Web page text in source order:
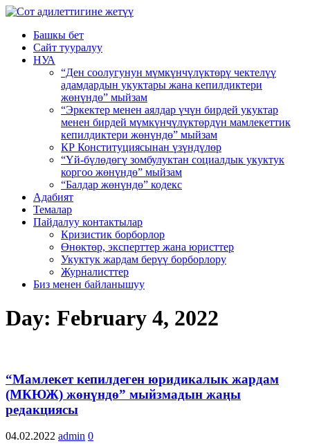
Башкы бет
Сайт тууралуу
НУА
“Ден соолугунун мүмкүнчүлүктөрү чектелүү
адамдардын укуктары жана кепилдиктери
жөнүндө” мыйзам
“Эркектер менен аялдар үчүн бирдей укуктар
менен бирдей мүмкүнчүлүктөрдүн мамлекеттик
кепилдиктери жөнүндө” мыйзам
КР Конституциясынан үзүндүлөр
“Үй-бүлөдөгү зомбулуктан социалдык укуктук
коргоо жөнүндө” мыйзам
“Балдар жөнүндө” кодекс
Адабият
Темалар
Пайдалуу контактылар
Кризистик борборлор
Өнөктөр, эксперттер жана юристтер
Укуктук жардам берүү борборлору
Журналисттер
Биз менен байланышуу
Day: February 4, 2022
“Мамлекет кепилдеген юридикалык жардам
(МКЮЖ) жөнүндө” мыйзмадын жаңы
редакциясы
04.02.2022 admin 0